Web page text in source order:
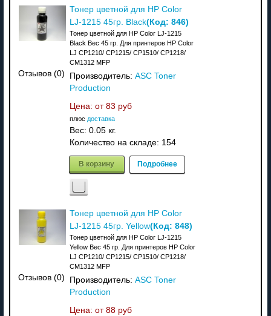
Отзывов (0)
Тонер цветной для HP Color
LJ-1215 45гр. Black(Код: 846)
Тонер цветной для HP Color LJ-1215
Black Вес 45 гр. Для принтеров HP Color
LJ CP1210/ CP1215/ CP1510/ CP1218/
CM1312 MFP
Производитель: ASC Toner
Production
Цена: от 83 руб
плюс доставка
Вес: 0.05 кг.
Количество на складе: 154
В корзину Подробнее
Отзывов (0)
Тонер цветной для HP Color
LJ-1215 45гр. Yellow(Код: 848)
Тонер цветной для HP Color LJ-1215
Yellow Вес 45 гр. Для принтеров HP Color
LJ CP1210/ CP1215/ CP1510/ CP1218/
CM1312 MFP
Производитель: ASC Toner
Production
Цена: от 88 руб